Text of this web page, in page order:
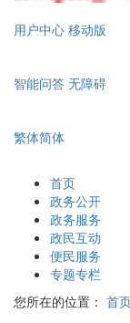
用户中心 移动版
智能问答 无障碍
繁体简体
首页
政务公开
政务服务
政民互动
便民服务
专题专栏
您所在的位置： 首